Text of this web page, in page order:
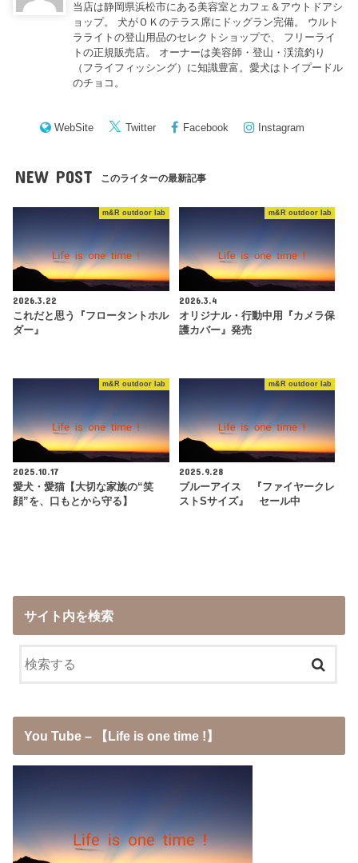
当店は静岡県浜松市にある美容室とカフェ＆アウトドアシ
ョップ。 犬がＯＫのテラス席にドッグラン完備。 ウルト
ラライトの登山用品のセレクトショップで、 フリーライ
トの正規販売店。 オーナーは美容師・登山・渓流釣り
（フライフィッシング）に知識豊富。愛犬はトイプードル
のチョコ。
WebSite Twitter Facebook Instagram
NEW POST このライターの最新記事
m&R outdoor lab
2026.3.22
これだと思う『フロータントホル
ダー』
m&R outdoor lab
2026.3.4
オリジナル・行動中用『カメラ保
護カバー』発売
m&R outdoor lab
2025.10.17
愛犬・愛猫【大切な家族の“笑
顔”を、口もとから守る】
m&R outdoor lab
2025.9.28
ブルーアイス 『ファイヤークレ
ストSサイズ』 セール中
サイト内を検索
You Tube – 【Life is one time !】